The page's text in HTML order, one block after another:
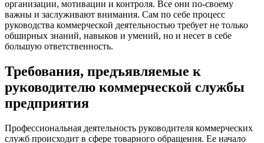
организации, мотивации и контроля. Все они по-своему
важны и заслуживают внимания. Сам по себе процесс
руководства коммерческой деятельностью требует не только
обширных знаний, навыков и умений, но и несет в себе
большую ответственность.
Требования, предъявляемые к
руководителю коммерческой службы
предприятия
Профессиональная деятельность руководителя коммерческих
служб происходит в сфере товарного обращения. Ее начало